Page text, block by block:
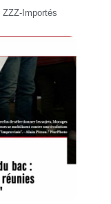
ZZZ-Importés